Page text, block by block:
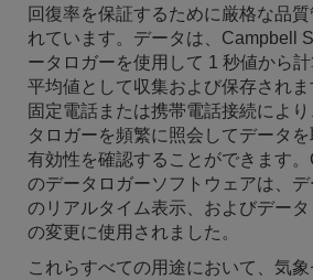
回復率を保証するために厳格な品
れています。データは、Campbell
ータロガーを使用して 1 秒値から
平均値として収集および保存され
固定電話または携帯電話接続によ
タロガーを頻繁に照会してデータ
有効性を確認することができます
のデータロガーソフトウェアは、
のリアルタイム表示、およびデー
の変更に使用されました。
これらすべての用途において、気